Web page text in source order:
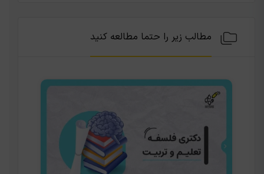
مطالب زیر را حتما مطالعه کنید